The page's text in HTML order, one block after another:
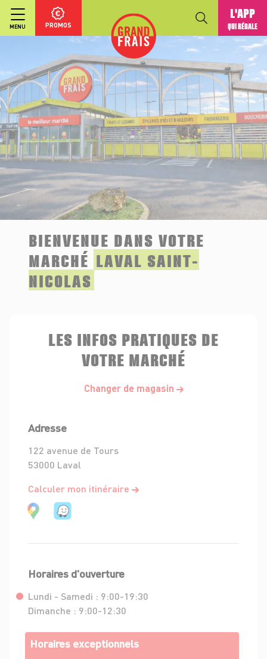
MENU PROMOS
L'APP
QUI RÉGALE
BIENVENUE DANS VOTRE
MARCHÉ LAVAL SAINT-
NICOLAS
LES INFOS PRATIQUES DE
VOTRE MARCHÉ
Changer de magasin
Adresse
122 avenue de Tours
53000 Laval
Calculer mon itinéraire
Horaires d'ouverture
Lundi - Samedi : 9:00-19:30
Dimanche : 9:00-12:30
Horaires exceptionnels